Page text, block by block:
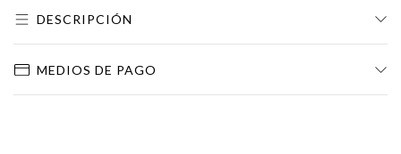
DESCRIPCIÓN
MEDIOS DE PAGO